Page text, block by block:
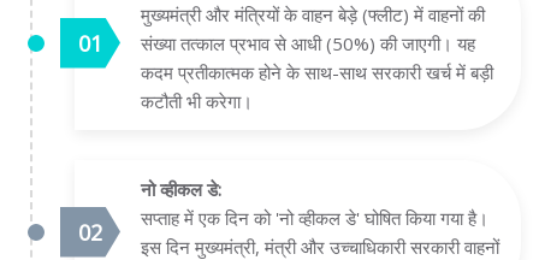
मुख्यमंत्री और मंत्रियों के वाहन बेड़े (फ्लीट) में वाहनों की
संख्या तत्काल प्रभाव से आधी (50%) की जाएगी। यह
कदम प्रतीकात्मक होने के साथ-साथ सरकारी खर्च में बड़ी
कटौती भी करेगा।
नो व्हीकल डे:
सप्ताह में एक दिन को 'नो व्हीकल डे' घोषित किया गया है।
इस दिन मुख्यमंत्री, मंत्री और उच्चाधिकारी सरकारी वाहनों